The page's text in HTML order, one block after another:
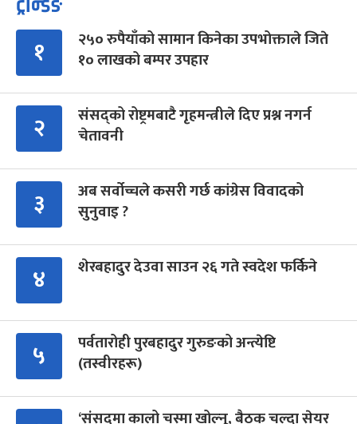
१
२५० रुपैयाँको सामान किनेका उपभोक्ताले जिते
१० लाखको बम्पर उपहार
२
संसद्को रोष्ट्रमबाटै गृहमन्त्रीले दिए प्रश्न नगर्न
चेतावनी
३
अब सर्वोच्चले कसरी गर्छ कांग्रेस विवादको
सुनुवाइ ?
४ शेरबहादुर देउवा साउन २६ गते स्वदेश फर्किने
५
पर्वतारोही पुरबहादुर गुरुङको अन्त्येष्टि
(तस्वीरहरू)
‘संसद्‍मा कालो चस्मा खोल्नू, बैठक चल्दा सेयर